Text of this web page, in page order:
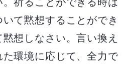
て黙想することができ
想しなさい。言い換え
環境に応じて、全力で